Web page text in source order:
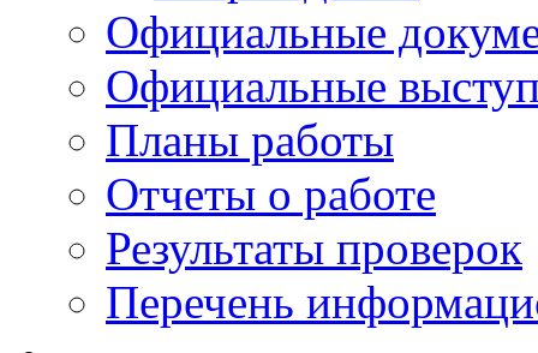
Официальные
Официальные
Планы работы
Отчеты о работе
Результаты проверок
Перечень